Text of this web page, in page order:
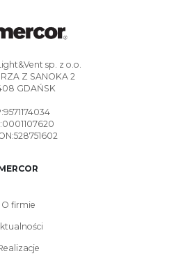
sp. z o.o.
Z SANOKA 2
GDAŃSK
O firmie